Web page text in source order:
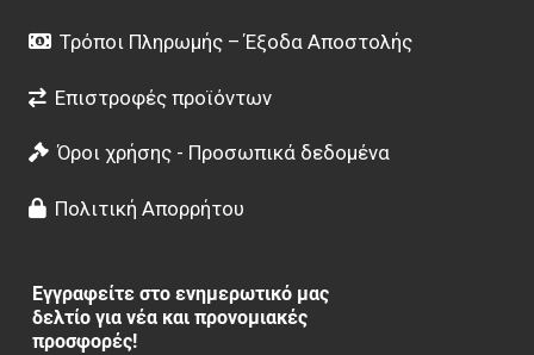
Τρόποι Πληρωμής – Έξοδα Αποστολής
Επιστροφές προϊόντων
Όροι χρήσης - Προσωπικά δεδομένα
Πολιτική Απορρήτου
Εγγραφείτε στο ενημερωτικό μας
δελτίο για νέα και προνομιακές
προσφορές!